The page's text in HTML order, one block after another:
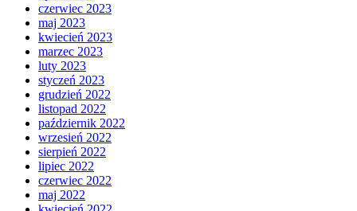
czerwiec 2023
maj 2023
kwiecień 2023
marzec 2023
luty 2023
styczeń 2023
grudzień 2022
listopad 2022
październik 2022
wrzesień 2022
sierpień 2022
lipiec 2022
czerwiec 2022
maj 2022